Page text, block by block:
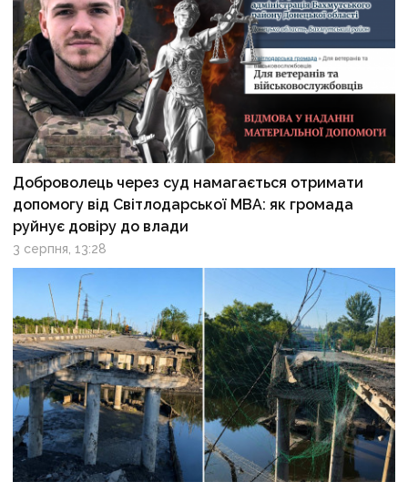
Доброволець через суд намагається отримати
допомогу від Світлодарської МВА: як громада
руйнує довіру до влади
3 серпня, 13:28